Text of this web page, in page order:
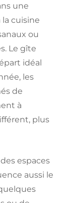
une
cuisine
ou
Le gîte
idéal
les
de
à
plus
espaces
aussi le